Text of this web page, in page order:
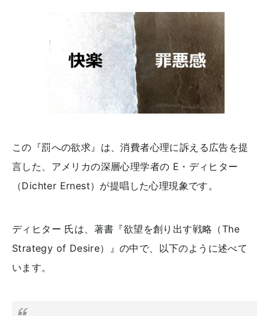
この『罰への欲求』は、消費者心理に訴える広告を提
言した、アメリカの深層心理学者の E・ディヒター
（Dichter Ernest）が提唱した心理現象です。
ディヒター 氏は、著書『欲望を創り出す戦略（The
Strategy of Desire）』の中で、以下のように述べて
います。